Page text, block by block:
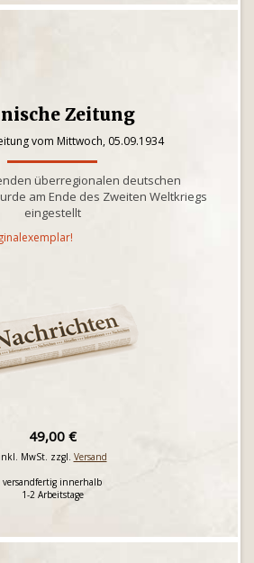
Zeitung
vom Mittwoch, 05.09.1934
überregionalen deutschen
am Ende des Zweiten Weltkriegs
eingestellt
49,00 €
inkl. MwSt. zzgl. Versand
versandfertig innerhalb
1-2 Arbeitstage